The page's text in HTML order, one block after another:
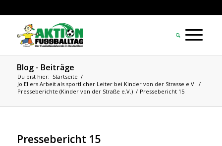
Blog - Beiträge
Du bist hier: Startseite /
Jo Ellers Arbeit als sportlicher Leiter bei Kinder von der Strasse e.V. /
Presseberichte (Kinder von der Straße e.V.) / Pressebericht 15
Pressebericht 15